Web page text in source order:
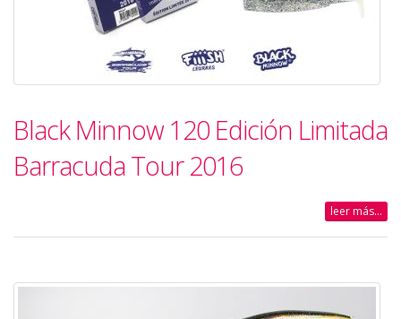
Black Minnow 120 Edición Limitada
Barracuda Tour 2016
leer más...